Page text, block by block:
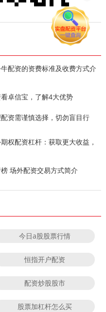
配资的资费标准及收费方式介
卓信宝，了解4大优势
资需谨慎选择，切勿盲目行
权配资杠杆：获取更大收益，
场外配资交易方式简介
今日a股股票行情
恒指开户配资
配资炒股股市
股票加杠杆怎么买